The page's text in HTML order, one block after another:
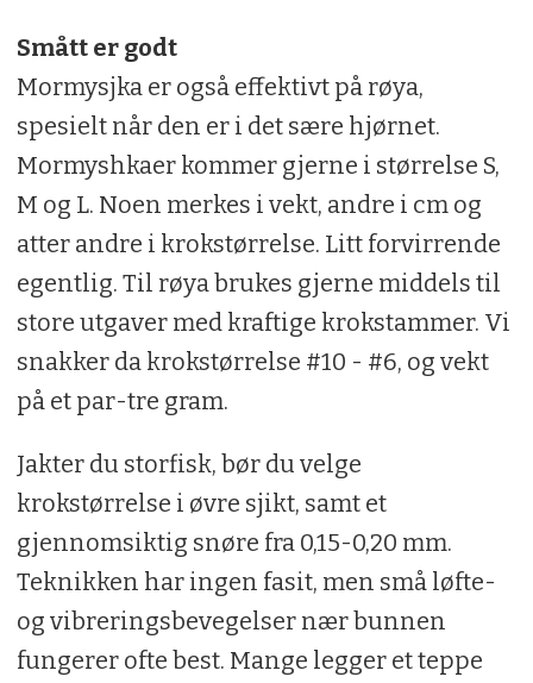
Smått er godt
Mormysjka er også effektivt på røya,
spesielt når den er i det sære hjørnet.
Mormyshkaer kommer gjerne i størrelse S,
M og L. Noen merkes i vekt, andre i cm og
atter andre i krokstørrelse. Litt forvirrende
egentlig. Til røya brukes gjerne middels til
store utgaver med kraftige krokstammer. Vi
snakker da krokstørrelse #10 - #6, og vekt
på et par-tre gram.
Jakter du storfisk, bør du velge
krokstørrelse i øvre sjikt, samt et
gjennomsiktig snøre fra 0,15-0,20 mm.
Teknikken har ingen fasit, men små løfte-
og vibreringsbevegelser nær bunnen
fungerer ofte best. Mange legger et teppe